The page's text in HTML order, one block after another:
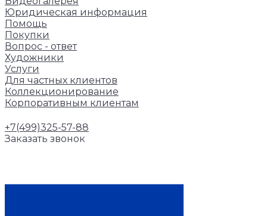
Юридическая информация
Помощь
Покупки
Вопрос - ответ
Художники
Услуги
Для частных клиентов
Коллекционирование
Корпоративным клиентам
+7(499)325-57-88
Заказать звонок